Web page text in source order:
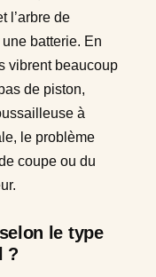
l’arbre de
batterie. En
vibrent beaucoup
de piston,
à
le problème
coupe ou du
le type
?